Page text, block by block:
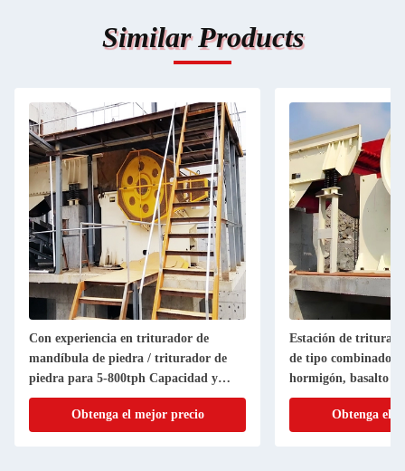
Similar Products
Con experiencia en triturador de
mandíbula de piedra / triturador de
piedra para 5-800tph Capacidad y
certificación ISO
Obtenga el mejor precio
Estación de
de tipo combinado
hormigón, basalto y
Obtenga el